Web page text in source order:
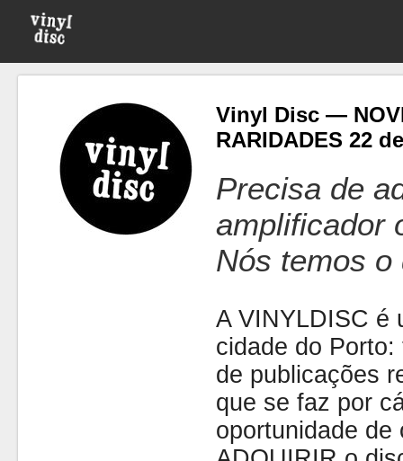
Vinyl Disc —
RARIDADES 22
Precisa de
amplificador
Nós temos o
A VINYLDISC é
cidade do
de publicações
que se faz por
oportunidade de